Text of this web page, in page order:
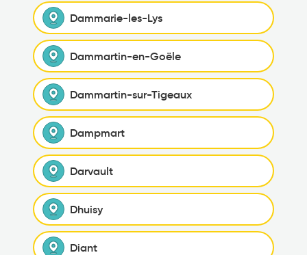
Dammarie-les-Lys
Dammartin-en-Goële
Dammartin-sur-Tigeaux
Dampmart
Darvault
Dhuisy
Diant